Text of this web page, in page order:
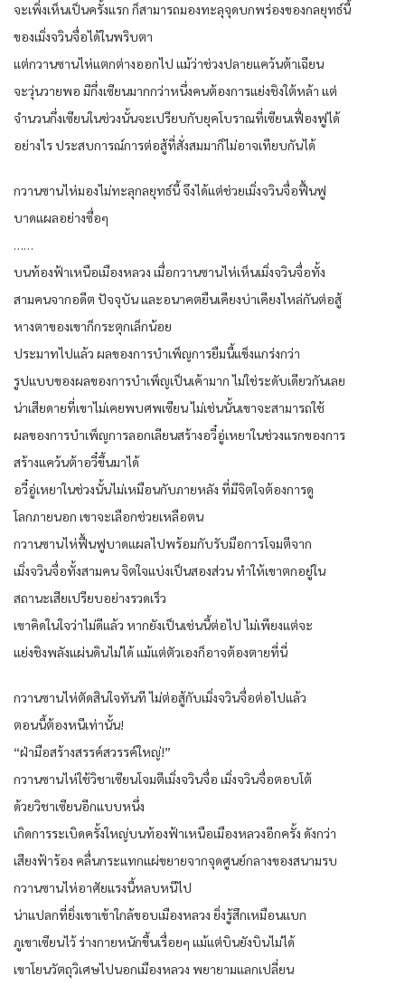
จะเพิ่งเห็นเป็นครั้งแรก ก็สามารถมองทะลุจุดบกพร่องของกลยุทธ์นี้
ของเมิ่งจวินจื่อได้ในพริบตา
แต่กวานซานไห่แตกต่างออกไป แม้ว่าช่วงปลายแคว้นต้าเฉียน
จะวุ่นวายพอ มีกึ่งเซียนมากกว่าหนึ่งคนต้องการแย่งชิงใต้หล้า แต่
จำนวนกึ่งเซียนในช่วงนั้นจะเปรียบกับยุคโบราณที่เซียนเฟื่องฟูได้
อย่างไร ประสบการณ์การต่อสู้ที่สั่งสมมาก็ไม่อาจเทียบกันได้
กวานซานไห่มองไม่ทะลุกลยุทธ์นี้ จึงได้แต่ช่วยเมิ่งจวินจื่อฟื้นฟู
บาดแผลอย่างซื่อๆ
……
บนท้องฟ้าเหนือเมืองหลวง เมื่อกวานซานไห่เห็นเมิ่งจวินจื่อทั้ง
สามคนจากอดีต ปัจจุบัน และอนาคตยืนเคียงบ่าเคียงไหล่กันต่อสู้
หางตาของเขาก็กระตุกเล็กน้อย
ประมาทไปแล้ว ผลของการบำเพ็ญการยืมนี้แข็งแกร่งกว่า
รูปแบบของผลของการบำเพ็ญเป็นเค้ามาก ไม่ใช่ระดับเดียวกันเลย
น่าเสียดายที่เขาไม่เคยพบศพเซียน ไม่เช่นนั้นเขาจะสามารถใช้
ผลของการบำเพ็ญการลอกเลียนสร้างอวี๋อู่เหยาในช่วงแรกของการ
สร้างแคว้นต้าอวี๋ขึ้นมาได้
อวี๋อู่เหยาในช่วงนั้นไม่เหมือนกับภายหลัง ที่มีจิตใจต้องการดู
โลกภายนอก เขาจะเลือกช่วยเหลือตน
กวานซานไห่ฟื้นฟูบาดแผลไปพร้อมกับรับมือการโจมตีจาก
เมิ่งจวินจื่อทั้งสามคน จิตใจแบ่งเป็นสองส่วน ทำให้เขาตกอยู่ใน
สถานะเสียเปรียบอย่างรวดเร็ว
เขาคิดในใจว่าไม่ดีแล้ว หากยังเป็นเช่นนี้ต่อไป ไม่เพียงแต่จะ
แย่งชิงพลังแผ่นดินไม่ได้ แม้แต่ตัวเองก็อาจต้องตายที่นี่
กวานซานไห่ตัดสินใจทันที ไม่ต่อสู้กับเมิ่งจวินจื่อต่อไปแล้ว
ตอนนี้ต้องหนีเท่านั้น!
“ฝ่ามือสร้างสรรค์สวรรค์ใหญ่!”
กวานซานไห่ใช้วิชาเซียนโจมตีเมิ่งจวินจื่อ เมิ่งจวินจื่อตอบโต้
ด้วยวิชาเซียนอีกแบบหนึ่ง
เกิดการระเบิดครั้งใหญ่บนท้องฟ้าเหนือเมืองหลวงอีกครั้ง ดังกว่า
เสียงฟ้าร้อง คลื่นกระแทกแผ่ขยายจากจุดศูนย์กลางของสนามรบ
กวานซานไห่อาศัยแรงนี้หลบหนีไป
น่าแปลกที่ยิ่งเขาเข้าใกล้ขอบเมืองหลวง ยิ่งรู้สึกเหมือนแบก
ภูเขาเซียนไว้ ร่างกายหนักขึ้นเรื่อยๆ แม้แต่บินยังบินไม่ได้
เขาโยนวัตถุวิเศษไปนอกเมืองหลวง พยายามแลกเปลี่ยน